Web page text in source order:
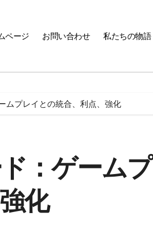
ページ お問い合わせ 私たちの物語
ムプレイとの統合、利点、強化
：ゲームプ
化